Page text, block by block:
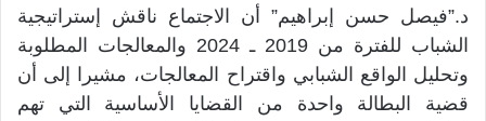
د.”فيصل حسن إبراهيم” أن الاجتماع ناقش إستراتيجية
الشباب للفترة من 2019 ـ 2024 والمعالجات المطلوبة
وتحليل الواقع الشبابي واقتراح المعالجات، مشيرا إلى أن
قضية البطالة واحدة من القضايا الأساسية التي تهم